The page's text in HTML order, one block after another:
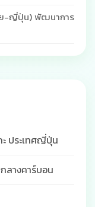
ย-ญี่ปุ่น) พัฒนาการ
ประเทศญี่ปุ่น
ลางคาร์บอน